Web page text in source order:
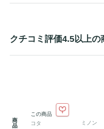
クチコミ評価4.5以上の
商
品
この商品
コタ
ミノン